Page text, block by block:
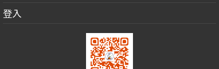
登入